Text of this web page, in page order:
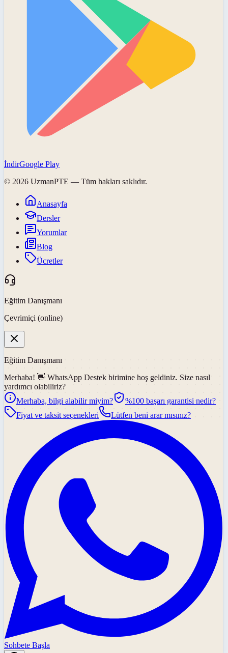
İndirGoogle Play
© 2026 UzmanPTE — Tüm hakları saklıdır.
Anasayfa
Dersler
Yorumlar
Blog
Ücretler
Eğitim Danışmanı
Çevrimiçi (online)
Eğitim Danışmanı
Merhaba! 👋 WhatsApp Destek birimine hoş geldiniz. Size nasıl
yardımcı olabiliriz?
Merhaba, bilgi alabilir miyim?
%100 başarı garantisi nedir?
Fiyat ve taksit seçenekleri
Lütfen beni arar mısınız?
Sohbete Başla